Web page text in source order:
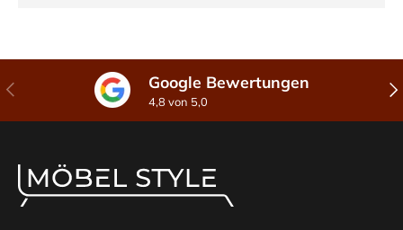
Vorherige Google Bewertungen
4,8 von 5,0